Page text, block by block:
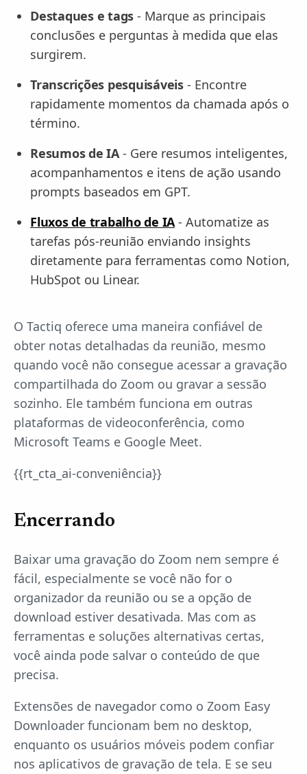
Destaques e tags - Marque as principais
conclusões e perguntas à medida que elas
surgirem.
Transcrições pesquisáveis- Encontre
rapidamente momentos da chamada após o
término.
Resumos de IA- Gere resumos inteligentes,
acompanhamentos e itens de ação usando
prompts baseados em GPT.
Fluxos de trabalho de IA - Automatize as
tarefas pós-reunião enviando insights
diretamente para ferramentas como Notion,
HubSpot ou Linear.
O Tactiq oferece uma maneira confiável de
obter notas detalhadas da reunião, mesmo
quando você não consegue acessar a gravação
compartilhada do Zoom ou gravar a sessão
sozinho. Ele também funciona em outras
plataformas de videoconferência, como
Microsoft Teams e Google Meet.
{{rt_cta_ai-conveniência}}
Encerrando
Baixar uma gravação do Zoom nem sempre é
fácil, especialmente se você não for o
organizador da reunião ou se a opção de
download estiver desativada. Mas com as
ferramentas e soluções alternativas certas,
você ainda pode salvar o conteúdo de que
precisa.
Extensões de navegador como o Zoom Easy
Downloader funcionam bem no desktop,
enquanto os usuários móveis podem confiar
nos aplicativos de gravação de tela. E se seu